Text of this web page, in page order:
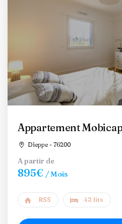
Appartement
Dieppe - 76200
A partir de
895€ / Mois
RSS 42 lits